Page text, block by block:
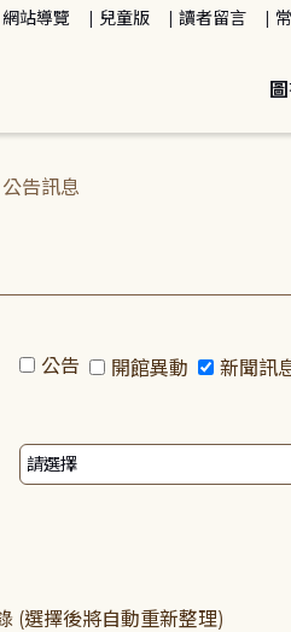
網站導覽 兒童版 讀者留言
公告訊息
公告 開館異動 新聞訊
(選擇後將自動重新整理)